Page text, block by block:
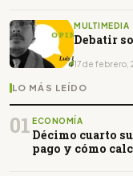
MULTIMEDIA
Debatir
17 de febrero,
LO MÁS LEÍDO
01 ECONOMÍA
Décimo cuarto
pago y cómo